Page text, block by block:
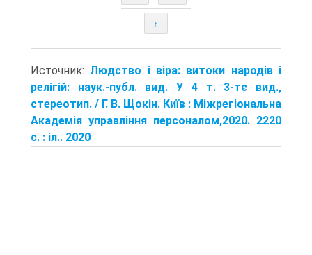
↑
Источник: Людство і віра: витоки народів і
релігій: наук.-публ. вид. У 4 т. 3-тє вид.,
стереотип. / Г. В. Щокін. Київ : Міжрегіональна
Академія управління персоналом,2020. 2220
с. : іл.. 2020